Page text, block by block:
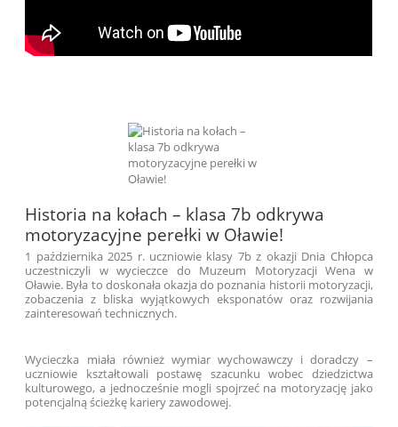
Historia na kołach – klasa 7b odkrywa
motoryzacyjne perełki w Oławie!
1 października 2025 r. uczniowie klasy 7b z okazji Dnia Chłopca
uczestniczyli w wycieczce do Muzeum Motoryzacji Wena w
Oławie. Była to doskonała okazja do poznania historii motoryzacji,
zobaczenia z bliska wyjątkowych eksponatów oraz rozwijania
zainteresowań technicznych.
Wycieczka miała również wymiar wychowawczy i doradczy –
uczniowie kształtowali postawę szacunku wobec dziedzictwa
kulturowego, a jednocześnie mogli spojrzeć na motoryzację jako
potencjalną ścieżkę kariery zawodowej.